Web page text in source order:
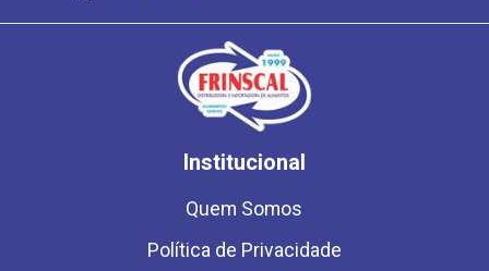
Institucional
Quem Somos
Política de Privacidade